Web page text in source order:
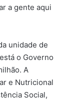
a gente aqui
unidade de
o Governo
A
e Nutricional
Social,